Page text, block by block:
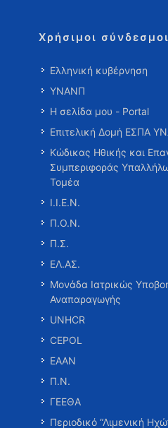
Χρήσιμοι σύνδεσμοι
Ελληνική κυβέρνηση
ΥΝΑΝΠ
Η σελίδα μου - Portal
Επιτελική Δομή ΕΣΠΑ
Κώδικας Ηθικής και
Συμπεριφοράς
Τομέα
Ι.Ι.Ε.Ν.
Π.Ο.Ν.
Π.Σ.
ΕΛ.ΑΣ.
Μονάδα Ιατρικώς
Αναπαραγωγής
UNHCR
CEPOL
ΕΑΑΝ
Π.Ν.
ΓΕΕΘΑ
Περιοδικό “Λιμενική